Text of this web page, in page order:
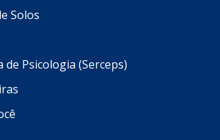
Solos
de Psicologia (Serceps)